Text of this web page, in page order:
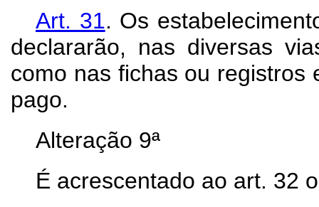
Art. 31. Os
declararão, nas diversas
como nas fichas ou registros
pago.
Alteração 9ª
É acrescentado ao art. 32